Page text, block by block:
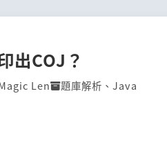
出COJ？
Len 題庫解析 、 Java